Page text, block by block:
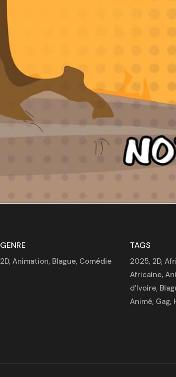
GENRE
2D, Animation, Blague, Comédie
TAGS
2025, 2D,
Africaine,
d'Ivoire,
Animé, Gag,